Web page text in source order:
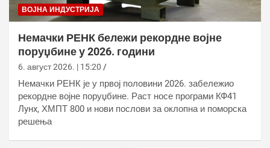
ВОЈНА ИНДУСТРИЈА
Немачки РЕНК бележи рекордне војне
поруџбине у 2026. години
6. август 2026. | 15:20
Немачки РЕНК је у првој половини 2026. забележио
рекордне војне поруџбине. Раст носе програми КФ41
Лyнx, ХМПТ 800 и нови послови за оклопна и поморска
решења